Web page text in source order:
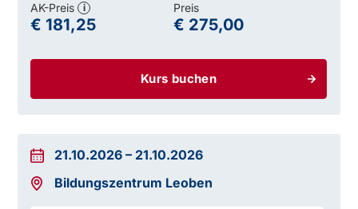
Kurs buchen
AK-Preis i
€ 181,25
Preis
€ 275,00
21.10.2026 – 21.10.2026
Bildungszentrum Leoben